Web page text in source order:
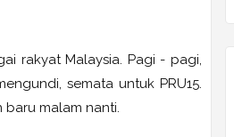
rakyat Malaysia. Pagi - pagi,
semata untuk PRU15.
malam nanti.